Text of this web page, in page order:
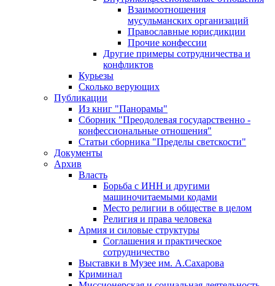
Взаимоотношения
мусульманских организаций
Православные юрисдикции
Прочие конфессии
Другие примеры сотрудничества и
конфликтов
Курьезы
Сколько верующих
Публикации
Из книг "Панорамы"
Сборник "Преодолевая государственно -
конфессиональные отношения"
Статьи сборника "Пределы светскости"
Документы
Архив
Власть
Борьба с ИНН и другими
машиночитаемыми кодами
Место религии в обществе в целом
Религия и права человека
Армия и силовые структуры
Соглашения и практическое
сотрудничество
Выставки в Музее им. А.Сахарова
Криминал